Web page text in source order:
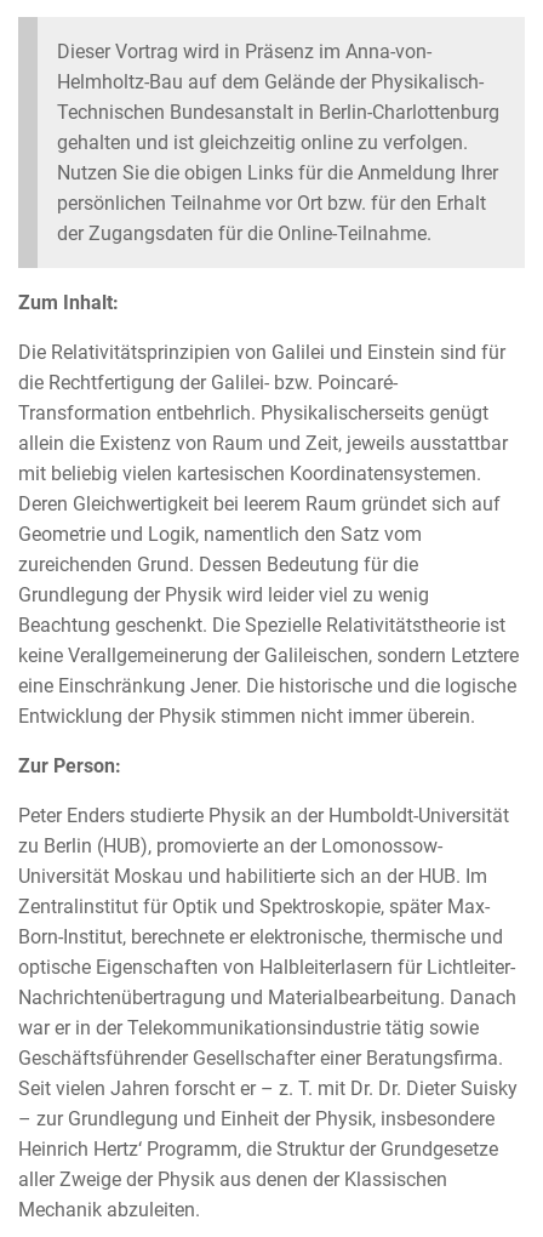
Dieser Vortrag wird in Präsenz im Anna-von-
Helmholtz-Bau auf dem Gelände der Physikalisch-
Technischen Bundesanstalt in Berlin-Charlottenburg
gehalten und ist gleichzeitig online zu verfolgen.
Nutzen Sie die obigen Links für die Anmeldung Ihrer
persönlichen Teilnahme vor Ort bzw. für den Erhalt
der Zugangsdaten für die Online-Teilnahme.
Zum Inhalt:
Die Relativitätsprinzipien von Galilei und Einstein sind für
die Rechtfertigung der Galilei- bzw. Poincaré-
Transformation entbehrlich. Physikalischerseits genügt
allein die Existenz von Raum und Zeit, jeweils ausstattbar
mit beliebig vielen kartesischen Koordinatensystemen.
Deren Gleichwertigkeit bei leerem Raum gründet sich auf
Geometrie und Logik, namentlich den Satz vom
zureichenden Grund. Dessen Bedeutung für die
Grundlegung der Physik wird leider viel zu wenig
Beachtung geschenkt. Die Spezielle Relativitätstheorie ist
keine Verallgemeinerung der Galileischen, sondern Letztere
eine Einschränkung Jener. Die historische und die logische
Entwicklung der Physik stimmen nicht immer überein.
Zur Person:
Peter Enders studierte Physik an der Humboldt-Universität
zu Berlin (HUB), promovierte an der Lomonossow-
Universität Moskau und habilitierte sich an der HUB. Im
Zentralinstitut für Optik und Spektroskopie, später Max-
Born-Institut, berechnete er elektronische, thermische und
optische Eigenschaften von Halbleiterlasern für Lichtleiter-
Nachrichtenübertragung und Materialbearbeitung. Danach
war er in der Telekommunikationsindustrie tätig sowie
Geschäftsführender Gesellschafter einer Beratungsfirma.
Seit vielen Jahren forscht er – z. T. mit Dr. Dr. Dieter Suisky
– zur Grundlegung und Einheit der Physik, insbesondere
Heinrich Hertz‘ Programm, die Struktur der Grundgesetze
aller Zweige der Physik aus denen der Klassischen
Mechanik abzuleiten.